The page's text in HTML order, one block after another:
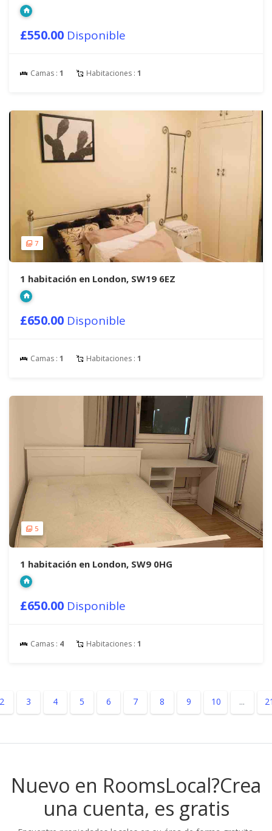
£550.00 Disponible
Camas : 1 Habitaciones : 1
7
1 habitación en London, SW19 6EZ
£650.00 Disponible
Camas : 1 Habitaciones : 1
5
1 habitación en London, SW9 0HG
£650.00 Disponible
Camas : 4 Habitaciones : 1
3 4 5 6 7 8 9 10 ...
Nuevo en RoomsLocal?Crea
una cuenta, es gratis